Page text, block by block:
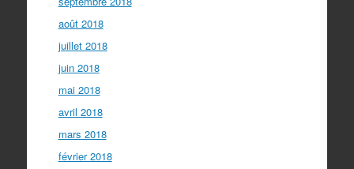
août 2018
juillet 2018
juin 2018
mai 2018
avril 2018
mars 2018
février 2018